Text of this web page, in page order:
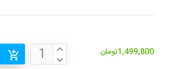
1,499,800تومان